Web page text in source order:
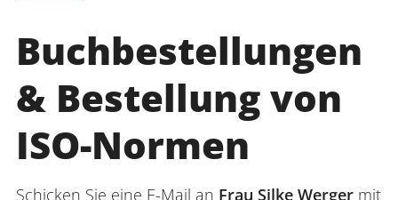
Buchbestellungen
& Bestellung von
ISO-Normen
Schicken Sie eine E-Mail an Frau Silke Werger mit